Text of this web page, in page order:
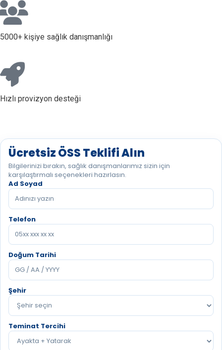
5000+ kişiye sağlık danışmanlığı
Hızlı provizyon desteği
Ücretsiz ÖSS Teklifi Alın
Bilgilerinizi bırakın, sağlık danışmanlarımız sizin için
karşılaştırmalı seçenekleri hazırlasın.
Ad Soyad
Telefon
Doğum Tarihi
Şehir
Teminat Tercihi